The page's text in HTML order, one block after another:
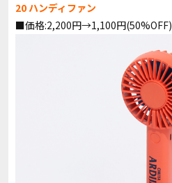
20 ハンディファン
■価格:2,200円→1,100円(50%OFF)